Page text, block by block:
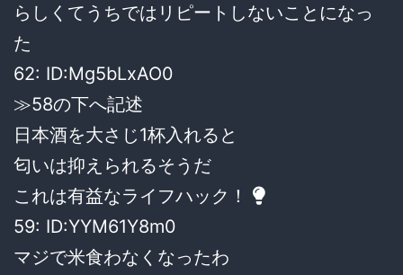
らしくてうちではリピートしないことになっ
た
62: ID:Mg5bLxAO0
≫58の下へ記述
日本酒を大さじ1杯入れると
匂いは抑えられるそうだ
これは有益なライフハック！
59: ID:YYM61Y8m0
マジで米食わなくなったわ